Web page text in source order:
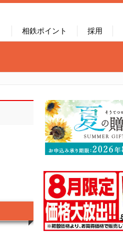
相鉄ポイント 採用